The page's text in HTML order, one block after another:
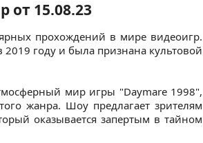
от 15.08.23
прохождений в мире видеоигр.
году и была признана культовой
мир игры "Daymare 1998",
жанра. Шоу предлагает зрителям
оказывается запертым в тайном